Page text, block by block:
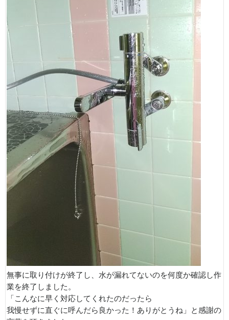
無事に取り付けが終了し、水が漏れてないのを何度か確認し作
業を終了しました。
「こんなに早く対応してくれたのだったら
我慢せずに直ぐに呼んだら良かった！ありがとうね」と感謝の